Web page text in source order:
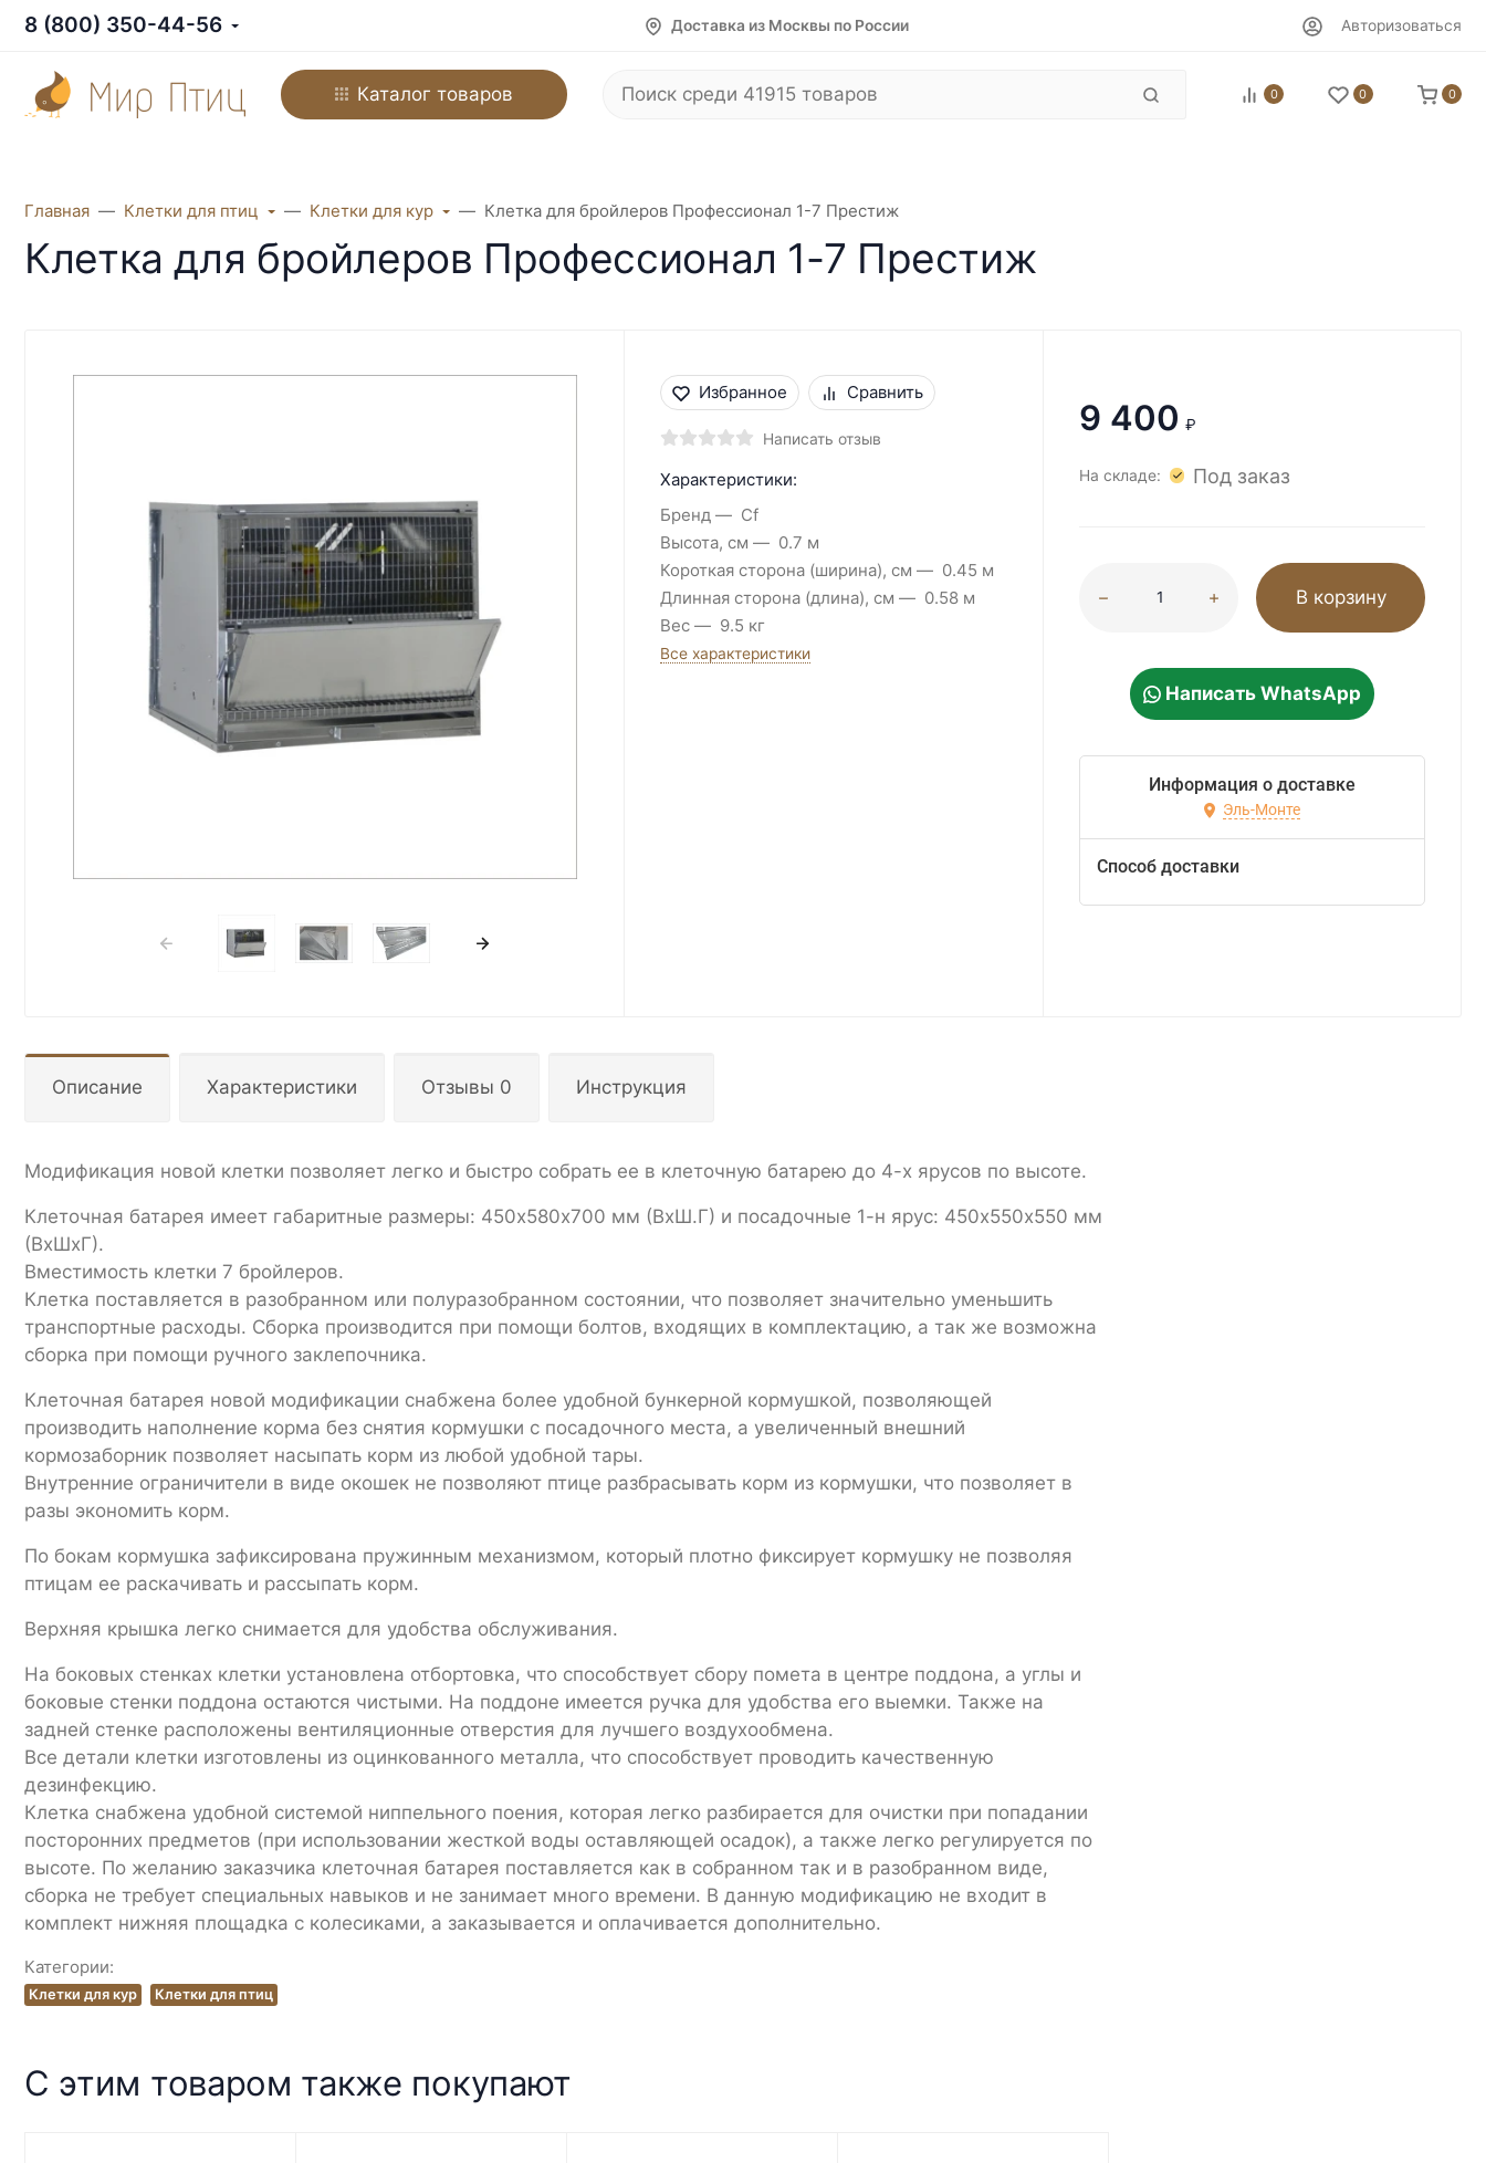
8 (800) 350-44-56 Доставка из Москвы по России Авторизоваться
Каталог товаров 0 0 0
Главная Клетки для птиц Клетки для кур Клетка для бройлеров Профессионал 1-7 Престиж
Клетка для бройлеров Профессионал 1-7 Престиж
Избранное Сравнить
Написать отзыв
Характеристики:
Бренд
Cf
Высота, см
0.7 м
Короткая сторона (ширина), см
0.45 м
Длинная сторона (длина), см
0.58 м
Вес
9.5 кг
Все характеристики
9 400 ₽
На складе: Под заказ
В корзину
Написать WhatsApp
Информация о доставке
Эль-Монте
Способ доставки
Описание Характеристики Отзывы 0 Инструкция
Модификация новой клетки позволяет легко и быстро собрать ее в клеточную батарею до 4-х ярусов по высоте.
Клеточная батарея имеет габаритные размеры: 450х580х700 мм (ВхШ.Г) и посадочные 1-н ярус: 450х550х550 мм
(ВхШхГ).
Вместимость клетки 7 бройлеров.
Клетка поставляется в разобранном или полуразобранном состоянии, что позволяет значительно уменьшить
транспортные расходы. Сборка производится при помощи болтов, входящих в комплектацию, а так же возможна
сборка при помощи ручного заклепочника.
Клеточная батарея новой модификации снабжена более удобной бункерной кормушкой, позволяющей
производить наполнение корма без снятия кормушки с посадочного места, а увеличенный внешний
кормозаборник позволяет насыпать корм из любой удобной тары.
Внутренние ограничители в виде окошек не позволяют птице разбрасывать корм из кормушки, что позволяет в
разы экономить корм.
По бокам кормушка зафиксирована пружинным механизмом, который плотно фиксирует кормушку не позволяя
птицам ее раскачивать и рассыпать корм.
Верхняя крышка легко снимается для удобства обслуживания.
На боковых стенках клетки установлена отбортовка, что способствует сбору помета в центре поддона, а углы и
боковые стенки поддона остаются чистыми. На поддоне имеется ручка для удобства его выемки. Также на
задней стенке расположены вентиляционные отверстия для лучшего воздухообмена.
Все детали клетки изготовлены из оцинкованного металла, что способствует проводить качественную
дезинфекцию.
Клетка снабжена удобной системой ниппельного поения, которая легко разбирается для очистки при попадании
посторонних предметов (при использовании жесткой воды оставляющей осадок), а также легко регулируется по
высоте. По желанию заказчика клеточная батарея поставляется как в собранном так и в разобранном виде,
сборка не требует специальных навыков и не занимает много времени. В данную модификацию не входит в
комплект нижняя площадка с колесиками, а заказывается и оплачивается дополнительно.
Категории:
Клетки для кур Клетки для птиц
С этим товаром также покупают